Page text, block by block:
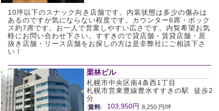
10坪以下のスナック向き店舗です。内装状態は多少の傷みは
あるのですが気にならない程度です。カウンター6席・ボック
ス約7席です。お一人で営業しやすい広さです。内覧希望お気
軽にお問い合わせ下さい。すすきので貸店舗・賃貸店舗・居
抜き店舗・リース店舗をお探しの方は是非弊社にご相談下さ
い！
栗林ビル
札幌市中央区南4条西1丁目
札幌市営東豊線豊水すすきの駅 徒歩2
分
賃料 103,950円 8,250 円/坪